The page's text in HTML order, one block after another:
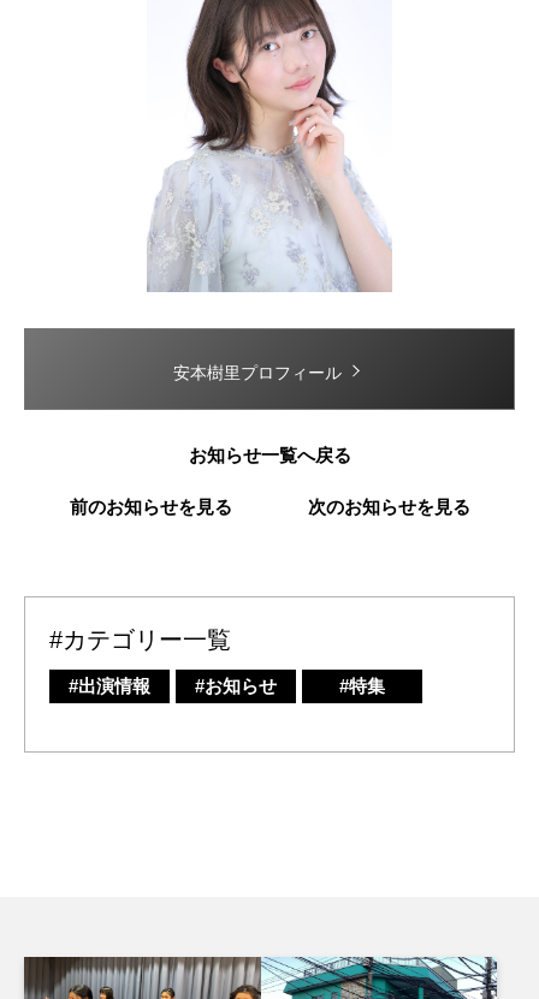
安本樹里プロフィール
前のお知らせを見る
お知らせ一覧へ戻る
次のお知らせを見る
#カテゴリー一覧
#出演情報 #お知らせ #特集